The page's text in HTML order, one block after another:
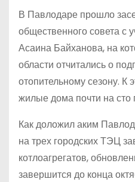
В Павлодаре прошло
общественного совета с
Асаина Байханова, на
области отчитались о
отопительному сезону.
жилые дома почти на сто
Как доложил аким
на трех городских ТЭЦ
котлоагрегатов,
завершится до конца